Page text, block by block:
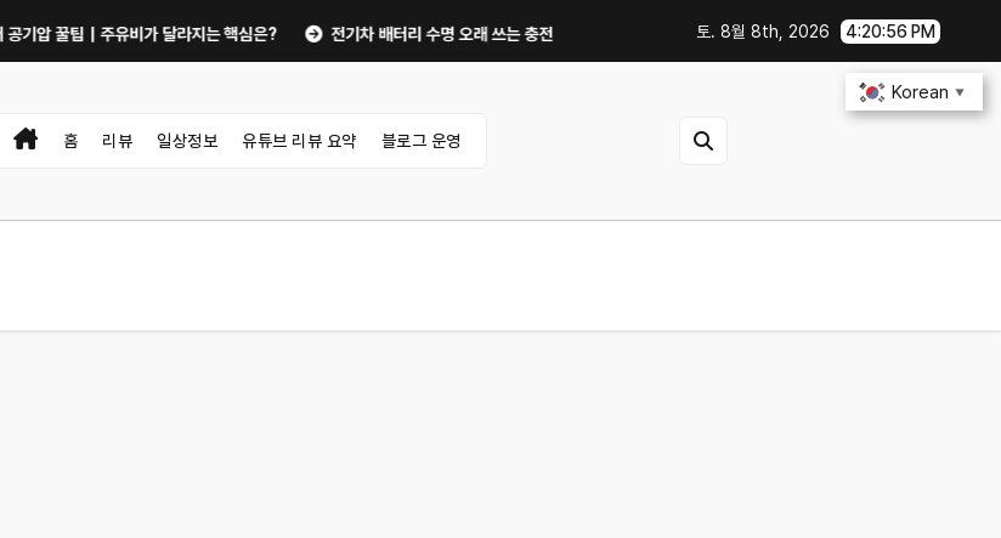
팁｜주유비가 달라지는 핵심은? 전기차 배터리 수명 오래 쓰는 충전·관리 습관｜주행거리 불안 줄이는 현실적인 방법 iOS 27·Android 17
토. 8월 8th, 2026 4:20:56 PM
홈 리뷰 일상정보 유튜브 리뷰 요약 블로그 운영
Korean ▼